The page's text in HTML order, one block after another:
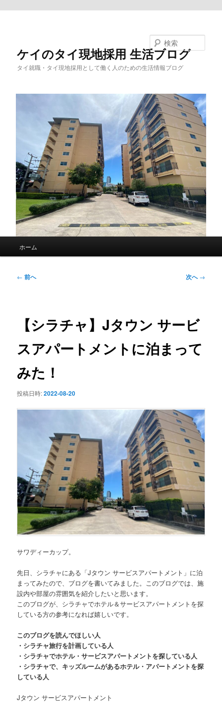
ケイのタイ現地採用 生活ブログ
タイ就職・タイ現地採用として働く人のための生活情報ブログ
ホーム
投
ョ
ン
← 前へ 次へ→
【シラチャ】Jタウン サービ
スアパートメントに泊まって
みた！
投稿日時:2022-08-20
サワディーカップ。
先日、 シラチャにある「Jタウン サービスアパートメント」 に泊
まってみたので、ブログを書いてみました。このブログでは、施
設内や部屋の雰囲気を紹介したいと思います。
このブログが、シラチャでホテル＆サービスアパートメントを探
している方の参考になれば嬉しいです。
このブログを読んでほしい人
・シラチャ旅行を計画している人
・シラチャでホテル・サービスアパートメントを探している人
・シラチャで、キッズルームがあるホテル・アパートメントを探
している人
Jタウン サービスアパートメント